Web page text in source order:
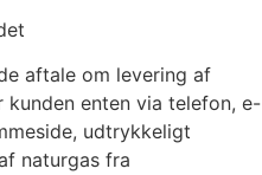
aftale om levering af
kunden enten via telefon, e-
udtrykkeligt
naturgas fra